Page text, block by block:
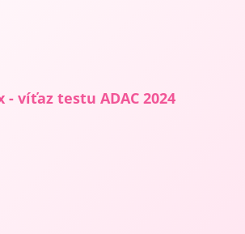
- víťaz testu ADAC 2024